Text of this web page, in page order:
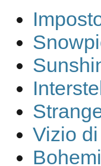
Vizio